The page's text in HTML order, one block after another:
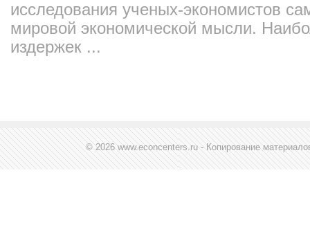
исследования ученых-экономистов
мировой экономической мысли.
издержек ...
© 2026 www.econcenters.ru - Копирование